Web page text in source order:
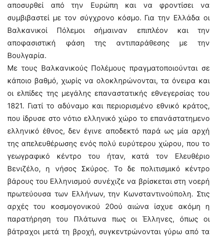
αποσυρθεί από την Ευρώπη και να φροντίσει να
συμβιβαστεί με τον σύγχρονο κόσμο. Για την Ελλάδα οι
Βαλκανικοί Πόλεμοι σήμαιναν επιπλέον και την
αποφασιστική φάση της αντιπαράθεσης με την
Βουλγαρία.
Με τους Βαλκανικούς Πολέμους πραγματοποιούνται σε
κάποιο βαθμό, χωρίς να ολοκληρώνονται, τα όνειρα και
οι ελπίδες της μεγάλης επαναστατικής εθνεγερσίας του
1821. Γιατί το αδύναμο και περιορισμένο εθνικό κράτος,
που ίδρυσε στο νότιο ελληνικό χώρο το επανάστατημενο
ελληνικό έθνος, δεν έγινε αποδεκτό παρά ως μία αρχή
της απελευθέρωσης ενός πολύ ευρύτερου χώρου, που το
γεωγραφικό κέντρο του ήταν, κατά τον Ελευθέριο
Βενιζέλο, η νήσος Σκύρος. Το δε πολιτισμικό κέντρο
βάρους του Ελληνισμού συνέχιζε να βρίσκεται στη νοερή
πρωτεύουσα των Ελλήνων, την Κωνσταντινούπολη. Στις
αρχές του κοσμογονικού 20ού αιώνα ίσχυε ακόμη η
παρατήρηση του Πλάτωνα πως οι Έλληνες, όπως οι
βάτραχοι μετά τη βροχή, συγκεντρώνονται γύρω από τα